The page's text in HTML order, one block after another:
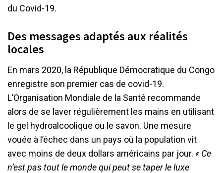
du Covid-19.
Des messages adaptés aux réalités
locales
En mars 2020, la République Démocratique du Congo
enregistre son premier cas de covid-19.
L’Organisation Mondiale de la Santé recommande
alors de se laver régulièrement les mains en utilisant
le gel hydroalcoolique ou le savon. Une mesure
vouée à l’échec dans un pays où la population vit
avec moins de deux dollars américains par jour. « Ce
n’est pas tout le monde qui peut se taper le luxe